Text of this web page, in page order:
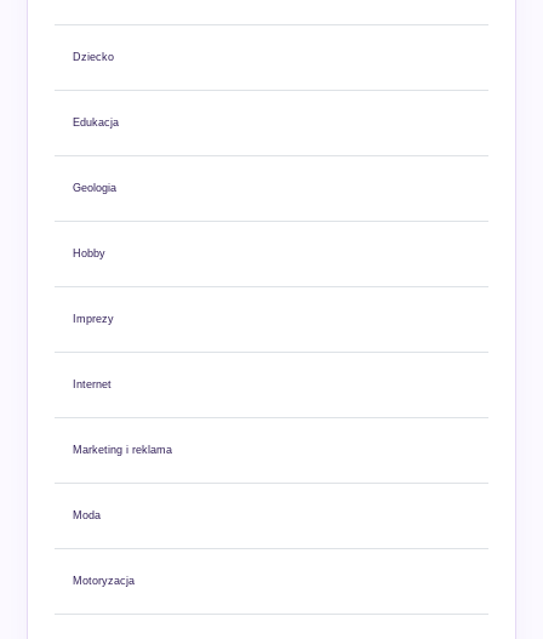
Dziecko
Edukacja
Geologia
Hobby
Imprezy
Internet
Marketing i reklama
Moda
Motoryzacja